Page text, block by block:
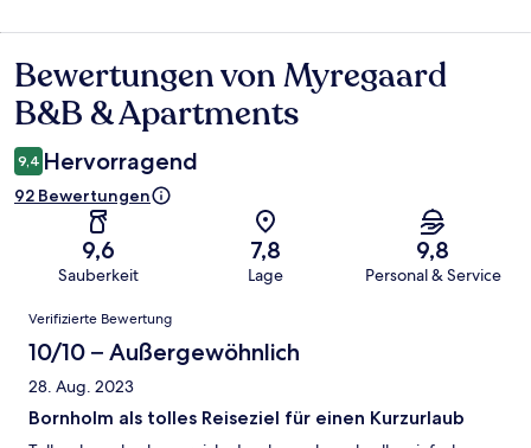
Bewertungen
Bewertungen von Myregaard
B&B & Apartments
9,4 Hervorragend
92 Bewertungen
9,6
Sauberkeit
7,8
Lage
9,8
Personal & Service
Bewertungen
Verifizierte Bewertung
10/10 – Außergewöhnlich
28. Aug. 2023
Bornholm als tolles Reiseziel für einen Kurzurlaub